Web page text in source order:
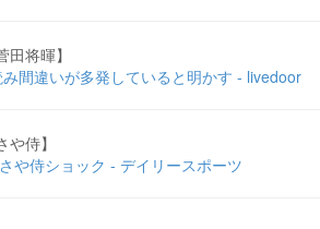
将暉】
間違いが多発していると明かす - livedoor
侍】
や侍ショック - デイリースポーツ